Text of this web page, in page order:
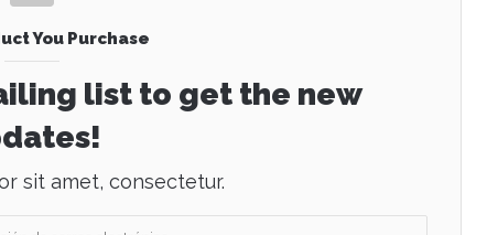
You Purchase
list to get the new
sit amet, consectetur.